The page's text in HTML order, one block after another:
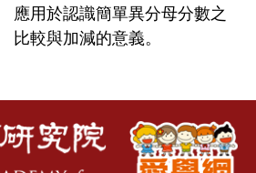
應用於認識簡單異分母分數之
比較與加減的意義。